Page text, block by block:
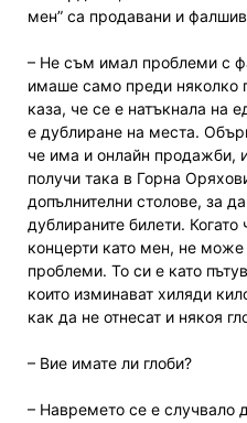
мен” са продавани и
– Не съм имал проблеми с
имаше само преди няколко
каза, че се е натъкнала на
е дублиране на места.
че има и онлайн продажби,
получи така в Горна
допълнителни столове, за
дублираните билети.
концерти като мен, не може
проблеми. То си е като
които изминават хиляди
как да не отнесат и някоя
– Вие имате ли глоби?
– Навремето се е случвало